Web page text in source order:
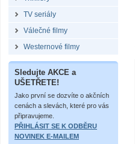
TV seriály
Válečné filmy
Westernové filmy
Sledujte AKCE a
UŠETŘETE!
Jako první se dozvíte o akčních
cenách a slevách, které pro vás
připravujeme.
PŘIHLÁSIT SE K ODBĚRU
NOVINEK E-MAILEM